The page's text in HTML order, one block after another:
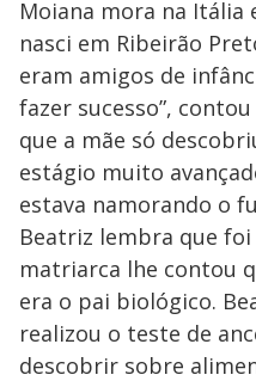
Moiana mora na Itália
nasci em Ribeirão
eram amigos de
fazer sucesso”,
que a mãe só
estágio muito
estava namorando o
Beatriz lembra que foi
matriarca lhe contou
era o pai biológico.
realizou o teste de
descobrir sobre